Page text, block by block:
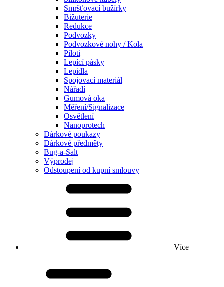
Smršťovací bužírky
Bižuterie
Redukce
Podvozky
Podvozkové nohy / Kola
Piloti
Lepící pásky
Lepidla
Spojovací materiál
Nářadí
Gumová oka
Měření/Signalizace
Osvětlení
Nanoprotech
Dárkové poukazy
Dárkové předměty
Bug-a-Salt
Výprodej
Odstoupení od kupní smlouvy
Více